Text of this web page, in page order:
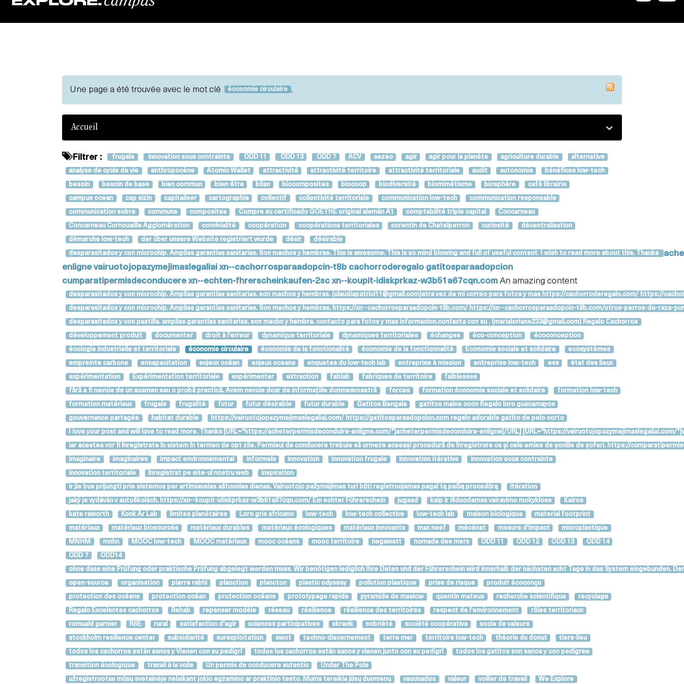
Une page a été trouvée avec le mot clé économie circulaire .
Accueil
Filtrer : frugale innovation sous contrainte ODD 11 ODD 13 ODD 7 ACV aezeo agir agir pour la planète agriculture durable alternative
analyse de cycle de vie anthropocène Atomic Wallet attractivité attractivité territoire attractivité territoriale audit autonomie bénéfices low-tech
besoin besoin de base bien commun bien-être bilan biocomposites biocoop biodiversité biomimétisme biosphère café librairie
campus ocean cap sizin capitaliser cartographie collectif collectivité territoriale communication low-tech communication responsable
communication sobre communs composites Compre su certificado GOETHE original alemán A1 comptabilité triple capital Concarneau
Concarneau Cornouaille Agglomération convivialité coopération coopérations territoriales corentin de Chatelperron curiosité décentralisation
démarche low-tech der über unsere Website registriert wurde désir désirable
desparasitados y con microchip. Amplias garantías sanitarias. Son machos y hembras. This is awesome. This is so mind blowing and full of useful content. I wish to read more about this. Thanks
enligne vairuotojopazymejimaslegaliai xn--cachorrosparaadopcin-t8b cachorroderegalo gatitosparaadopcion
cumparatipermisdeconducere xn--echten-fhrerscheinkaufen-2sc xn--koupit-idiskprkaz-w3b51a67cqn.com An amazing content
desparasitados y con microchip. Amplías garantías sanitarias. son machos y hembras. (claudiapatrici11@gmail.com)atra vez de mi correo para fotos y mas https://cachorroderegalo.com/ https://
desparasitados y con microchip. Amplias garantías sanitarias. Son machos y hembras. https://xn--cachorrosparaadopcin-t8b.com/ https://xn--cachorrosparaadopcin-t8b.com/otros-perros-de-raza-
desparasitados y con pastilla. amplias garantías sanitarias. son macho y hembra. contacto para fotos y mas informacion.contacta con su . (marialoriane233@gmail.com) Regalo Cachorros
développement produit documenter droit à l'erreur dynamique territoriale dynamiques territoriales échanges éco-conception écoconception
écologie industrielle et territoriale économie circulaire économie de la fonctionalité économie de la fonctionnalité Economie sociale et solidaire ecosystèmes
empreinte carbone encapacitation enjeux océan enjeux oceans enquetes du low-tech lab entreprise à mission entreprise low-tech ess état des lieux
expérimentation Expérimentation territoriale expérimenter extraction fablab fabriques de territoire faiblesses
fără a fi nevoie de un examen sau o probă practică. Avem nevoie doar de informațiile dumneavoastră forces formation économie sociale et solidaire formation low-tech
formation matériaux frugale frugalité futur futur désirable futur durable Gatitos Bengala gatitos maine coon Regalo loro guacamayos
gouvernance partagée habitat durable https://vairuotojopazymejimaslegaliai.com/ https://gatitosparaadopcion.com regalo adorable gatito de pelo corto
I love your post and will love to read more. Thanks [URL="https://acheterpermisdeconduire-enligne.com/"]acheterpermisdeconduire-enligne[/URL] [URL="https://
iar acestea vor fi înregistrate în sistem în termen de opt zile. Permisul de conducere trebuie să urmeze aceeași procedură de înregistrare ca și cele emise de școlile de șoferi. https://
imaginaire imaginaires impact environnemental informels innovation innovation frugale innovation itérative innovation sous contrainte
innovation territoriale înregistrat pe site-ul nostru web inspiration
ir jie bus prijungti prie sistemos per artimiausias aštuonias dienas. Vairuotojo pažymėjimas turi būti registruojamas pagal tą pačią procedūrą itération
jaký je vydáván v autoškolách. https://xn--koupit-idiskprkaz-w3b51a67cqn.com/ Ein echter Führerschein jugaad kaip ir išduodamas vairavimo mokyklose Kairos
kate raworth Konk Ar Lab limites planétaires Loro gris africano low-tech low-tech collective low-tech lab maison biologique material footprint
matériaux matériaux biosourcés matériaux durables matériaux écologiques matériaux innovants max neef mécénat mesure d'impact microplastique
MNHM mnhn MOOC low-tech MOOC matériaux mooc océans mooc territoire negawatt nomade des mers ODD 11 ODD 12 ODD 13 ODD 14
ODD 7 ODD14
ohne dass eine Prüfung oder praktische Prüfung abgelegt werden muss. Wir benötigen lediglich Ihre Daten und der Führerschein wird innerhalb der nächsten acht Tage in das System
open-source organisation pierre rabhi planction plancton plastic odyssey pollution plastique prise de risque produit écoconçu
protection des océans protection océan protection océans prototypage rapide pyramide de maslow quentin mateus recherche scientifique recyclage
Regalo Excelentes cachorros Rehab repenser modèle réseau résilience résilience des territoires respect de l'environnement rôles territoriaux
romuald garnier RSE rural satisfaction d'agir sciences participatives skravik sobriété société coopérative socle de valeurs
stockholm resilience center subsidiarité surexploitation swot techno-discernement terre mer territoire low-tech théorie du donut tiers-lieu
todos los cachorros están sanos y Vienen con su pedigrí todos los cachorros están sanos y vienen junto con su pedigrí todos los gatitos son sanos y con pedigree
transition écologique travail à la voile Un permis de conducere autentic Under The Pole
užregistruotas mūsų svetainėje nelaikant jokio egzamino ar praktinio testo. Mums tereikia jūsų duomenų vacunados valeur voilier de travail We Explore